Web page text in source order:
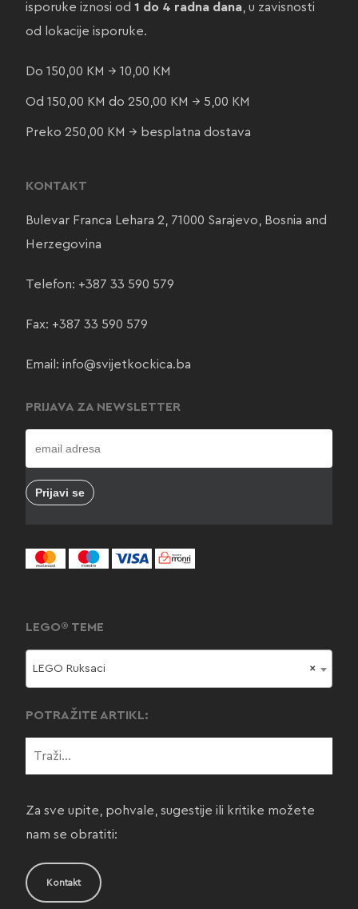
isporuke iznosi od 1 do 4 radna dana, u zavisnosti
od lokacije isporuke.
Do 150,00 KM → 10,00 KM
Od 150,00 KM do 250,00 KM → 5,00 KM
Preko 250,00 KM → besplatna dostava
KONTAKT
Bulevar Franca Lehara 2, 71000 Sarajevo, Bosnia and
Herzegovina
Telefon: +387 33 590 579
Fax: +387 33 590 579
Email: info@svijetkockica.ba
PRIJAVA ZA NEWSLETTER
LEGO® TEME
×
LEGO Ruksaci
POTRAŽITE ARTIKL:
Za sve upite, pohvale, sugestije ili kritike možete
nam se obratiti:
Kontakt